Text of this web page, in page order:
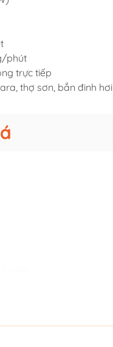
phút
trực tiếp
thợ sơn, bắn đinh hơi